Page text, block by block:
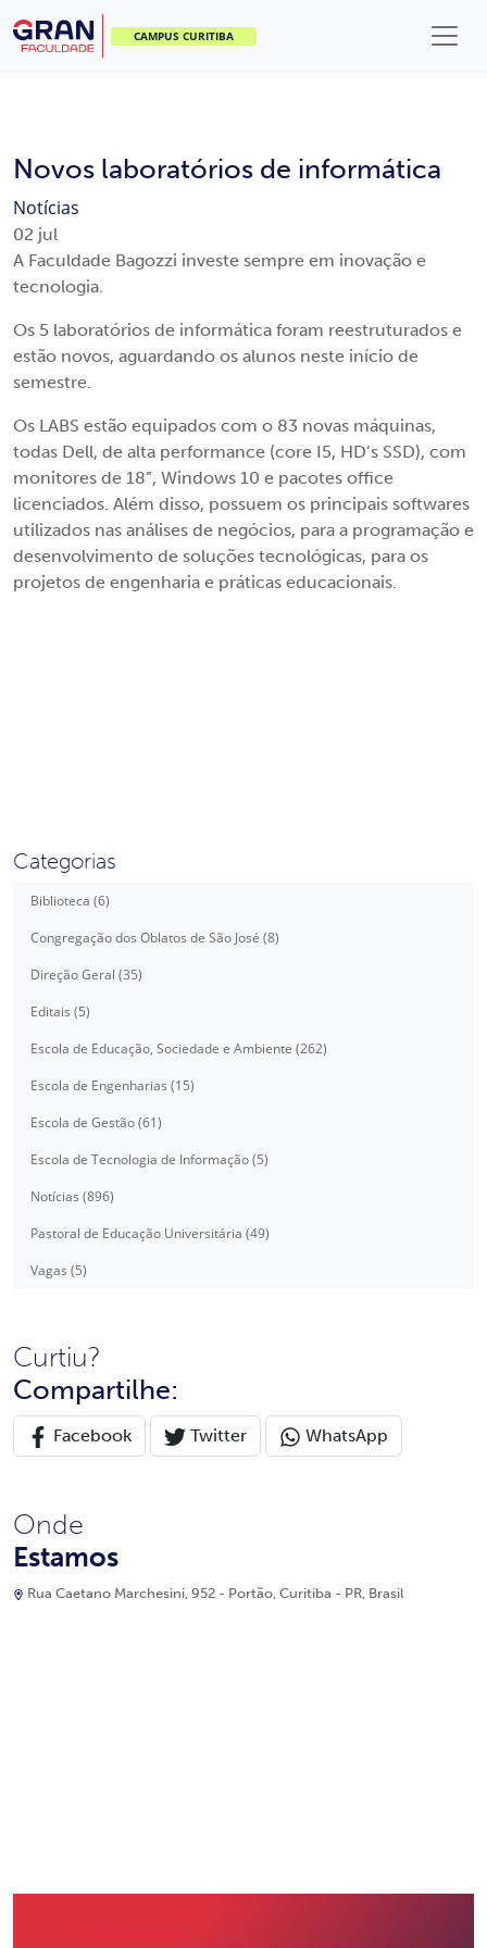
CAMPUS CURITIBA
Novos laboratórios de informática
Notícias
02 jul
A Faculdade Bagozzi investe sempre em inovação e
tecnologia.
Os 5 laboratórios de informática foram reestruturados e
estão novos, aguardando os alunos neste início de
semestre.
Os LABS estão equipados com o 83 novas máquinas,
todas Dell, de alta performance (core I5, HD’s SSD), com
monitores de 18”, Windows 10 e pacotes office
licenciados. Além disso, possuem os principais softwares
utilizados nas análises de negócios, para a programação e
desenvolvimento de soluções tecnológicas, para os
projetos de engenharia e práticas educacionais.
Categorias
Biblioteca (6)
Congregação dos Oblatos de São José (8)
Direção Geral (35)
Editais (5)
Escola de Educação, Sociedade e Ambiente (262)
Escola de Engenharias (15)
Escola de Gestão (61)
Escola de Tecnologia de Informação (5)
Notícias (896)
Pastoral de Educação Universitária (49)
Vagas (5)
Curtiu?
Compartilhe:
Facebook Twitter WhatsApp
Onde
Estamos
Rua Caetano Marchesini, 952 - Portão, Curitiba - PR, Brasil